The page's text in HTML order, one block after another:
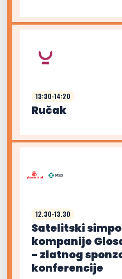
13:30-14:20
Ručak
12.30-13.30
Satelitski
kompanije
- zlatnog
konferencije